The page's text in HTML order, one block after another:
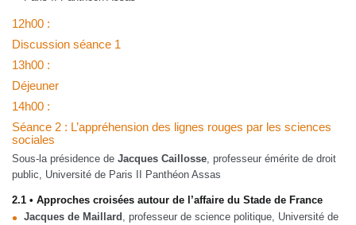
12h00 :
Discussion séance 1
13h00 :
Déjeuner
14h00 :
Séance 2 : L’appréhension des lignes rouges par les sciences
sociales
Sous-la présidence de Jacques Caillosse , professeur émérite de droit
public, Université de Paris II Panthéon Assas
2.1 • Approches croisées autour de l’affaire du Stade de France
Jacques de Maillard
, professeur de science politique, Université de